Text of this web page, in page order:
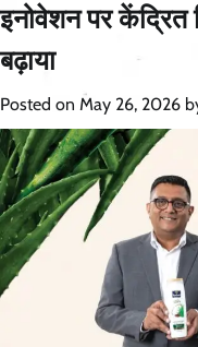
इनोवेशन पर
बढ़ाया
Posted on May 26, 2026